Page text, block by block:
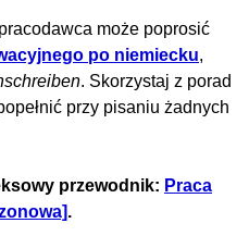
może poprosić
po niemiecku,
. Skorzystaj z porad
przy pisaniu żadnych
przewodnik: Praca
.